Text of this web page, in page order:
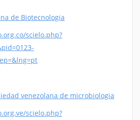
de Biotecnologia
scielo.php?
venezolana de microbiologia
scielo.php?